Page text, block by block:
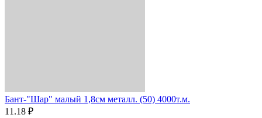
Бант-"Шар" малый 1,8см металл. (50) 4000т.м.
11.18 ₽